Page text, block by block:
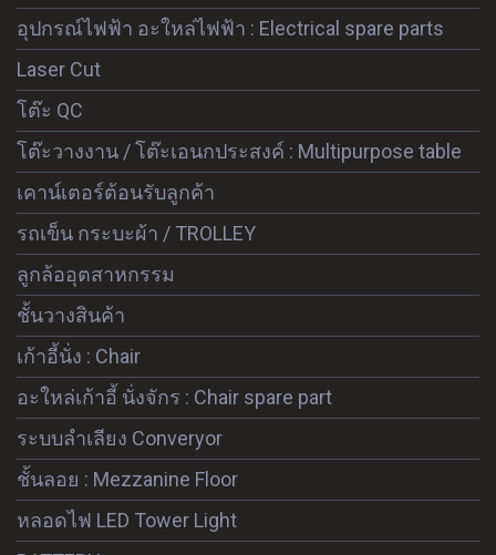
อุปกรณ์ไฟฟ้า อะใหล่ไฟฟ้า : Electrical spare parts
Laser Cut
โต๊ะ QC
โต๊ะวางงาน / โต๊ะเอนกประสงค์ : Multipurpose table
เคาน์เตอร์ต้อนรับลูกค้า
รถเข็น กระบะผ้า / TROLLEY
ลูกล้ออุตสาหกรรม
ชั้นวางสินค้า
เก้าอี้นั่ง : Chair
อะใหล่เก้าอี้ นั่งจักร : Chair spare part
ระบบลำเลียง Converyor
ชั้นลอย : Mezzanine Floor
หลอดไฟ LED Tower Light